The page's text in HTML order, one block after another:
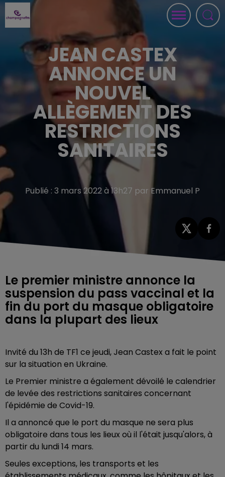
JEAN CASTEX
ANNONCE UN
NOUVEL
ALLÈGEMENT DES
RESTRICTIONS
SANITAIRES
Publié : 3 mars 2022 à 13h27 par Emmanuel P
Le premier ministre annonce la
suspension du pass vaccinal et la
fin du port du masque obligatoire
dans la plupart des lieux
Invité du 13h de TF1 ce jeudi, Jean Castex a fait le point
sur la situation en Ukraine.
Le Premier ministre a également dévoilé le calendrier
de levée des restrictions sanitaires concernant
l'épidémie de Covid-19.
Il a annoncé que le port du masque ne sera plus
obligatoire dans tous les lieux où il l'était jusqu'alors, à
partir du lundi 14 mars.
Seules exceptions, les transports et les